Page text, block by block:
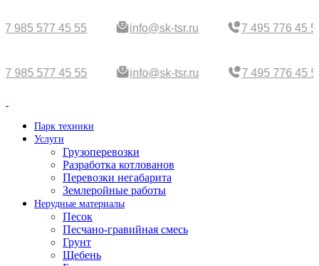
7 985 577 45 55 info@sk-tsr.ru 7 495 776 45
7 985 577 45 55 info@sk-tsr.ru 7 495 776 45
Парк техники
Услуги
Грузоперевозки
Разработка котлованов
Перевозки негабарита
Землеройные работы
Нерудные материалы
Песок
Песчано-гравийная смесь
Грунт
Щебень